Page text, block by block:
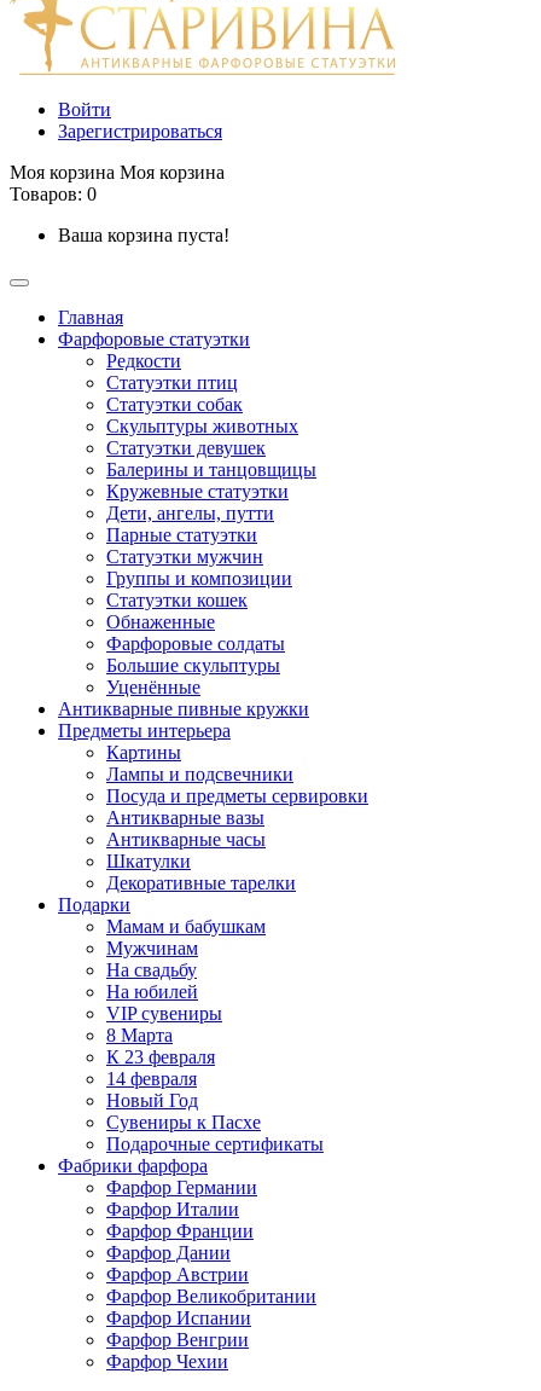
Войти
Зарегистрироваться
Моя корзина Моя корзина
Товаров: 0
Ваша корзина пуста!
Главная
Фарфоровые статуэтки
Редкости
Cтатуэтки птиц
Cтатуэтки собак
Скульптуры животных
Статуэтки девушек
Балерины и танцовщицы
Кружевные статуэтки
Дети, ангелы, путти
Парные статуэтки
Статуэтки мужчин
Группы и композиции
Статуэтки кошек
Обнаженные
Фарфоровые солдаты
Большие скульптуры
Уценённые
Антикварные пивные кружки
Предметы интерьера
Картины
Лампы и подсвечники
Посуда и предметы сервировки
Антикварные вазы
Антикварные часы
Шкатулки
Декоративные тарелки
Подарки
Мамам и бабушкам
Мужчинам
На свадьбу
На юбилей
VIP сувениры
8 Марта
К 23 февраля
14 февраля
Новый Год
Сувениры к Пасхе
Подарочные сертификаты
Фабрики фарфора
Фарфор Германии
Фарфор Италии
Фарфор Франции
Фарфор Дании
Фарфор Австрии
Фарфор Великобритании
Фарфор Испании
Фарфор Венгрии
Фарфор Чехии